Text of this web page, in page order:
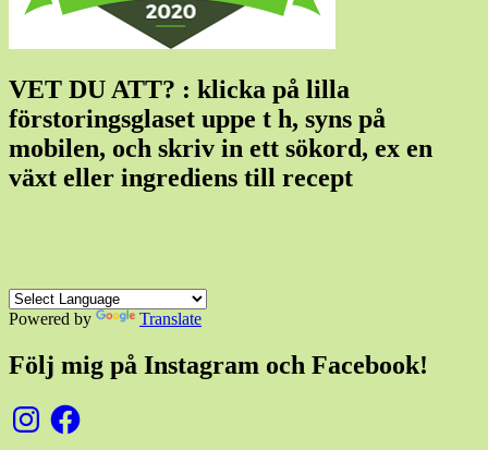
VET DU ATT? : klicka på lilla
förstoringsglaset uppe t h, syns på
mobilen, och skriv in ett sökord, ex en
växt eller ingrediens till recept
Powered by Translate
Följ mig på Instagram och Facebook!
InstagramFacebook